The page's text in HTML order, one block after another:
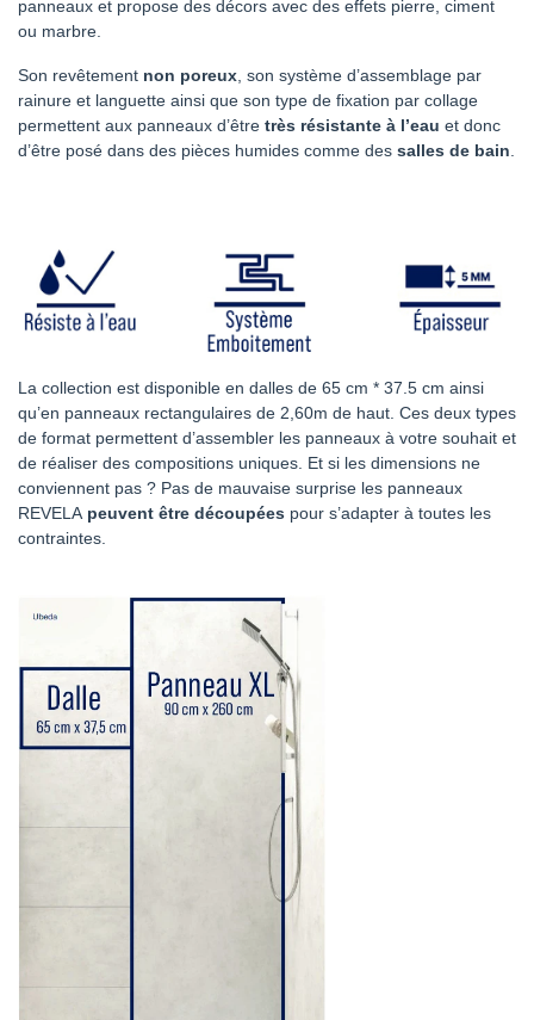
panneaux et propose des décors avec des effets pierre, ciment
ou marbre.
Son revêtement non poreux , son système d’assemblage par
rainure et languette ainsi que son type de fixation par collage
permettent aux panneaux d’être très résistante à l’eau et donc
d’être posé dans des pièces humides comme des salles de bain
La collection est disponible en dalles de 65 cm * 37.5 cm ainsi
qu’en panneaux rectangulaires de 2,60m de haut. Ces deux types
de format permettent d’assembler les panneaux à votre souhait et
de réaliser des compositions uniques. Et si les dimensions ne
conviennent pas ? Pas de mauvaise surprise les panneaux
REVELA peuvent être découpées pour s’adapter à toutes les
contraintes.